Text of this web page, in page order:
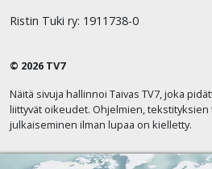
Ristin Tuki ry: 1911738-0
© 2026 TV7
Näitä sivuja hallinnoi Taivas TV7, joka
liittyvät oikeudet. Ohjelmien,
julkaiseminen ilman lupaa on kielletty.